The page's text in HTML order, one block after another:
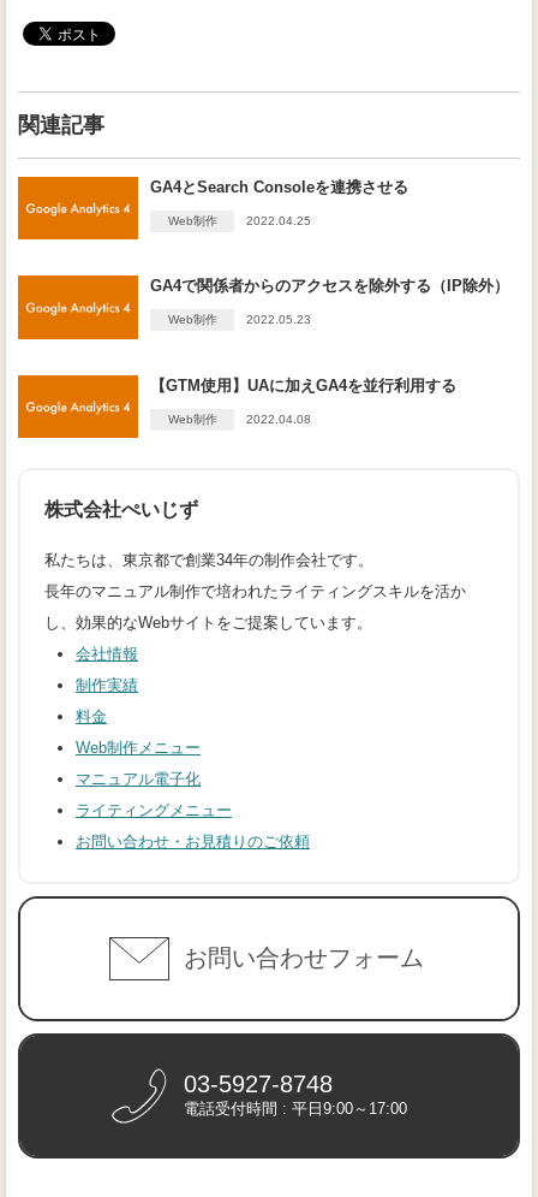
関連記事
GA4とSearch Consoleを連携させる
Web制作 2022.04.25
GA4で関係者からのアクセスを除外する（IP除外）
Web制作 2022.05.23
【GTM使用】UAに加えGA4を並行利用する
Web制作 2022.04.08
株式会社ぺいじず
私たちは、東京都で創業34年の制作会社です。
長年のマニュアル制作で培われたライティングスキルを活か
し、効果的なWebサイトをご提案しています。
会社情報
制作実績
料金
Web制作メニュー
マニュアル電子化
ライティングメニュー
お問い合わせ・お見積りのご依頼
お問い合わせフォーム
03-5927-8748
電話受付時間 : 平日9:00～17:00